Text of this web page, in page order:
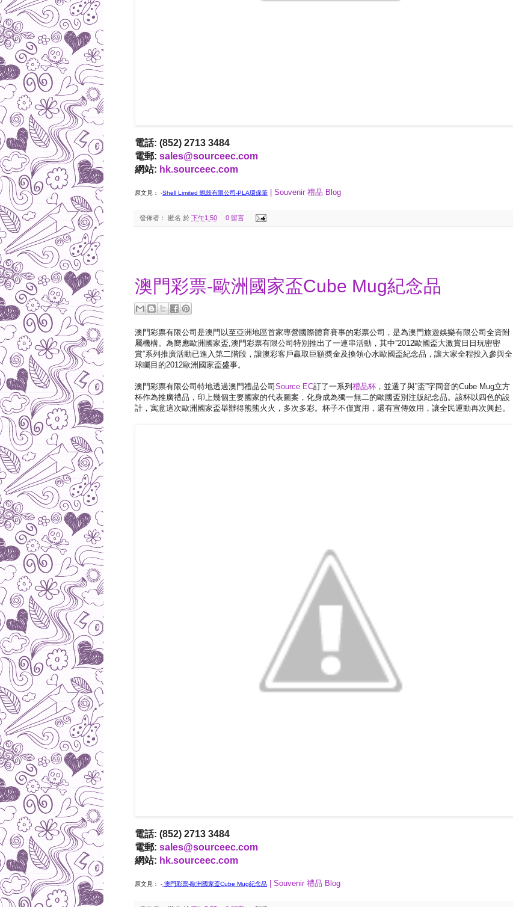
電話: (852) 2713 3484
電郵: sales@sourceec.com
網站: hk.sourceec.com
原文見： -Shell Limited 蜆殼有限公司-PLA環保筆 | Souvenir 禮品 Blog
發佈者： 匿名 於 下午1:50 0 留言
澳門彩票-歐洲國家盃Cube Mug紀念品
澳門彩票有限公司是澳門以至亞洲地區首家專營國際體育賽事的彩票公司，是為澳門旅遊娛樂有限公司全資附
屬機​​​​構。為嚮應歐洲國家盃,澳門彩票有限公司特別推出了一連串活動，其中”2012歐國盃大激賞日日玩密密
賞”系列推廣活動已進入第二階段，讓澳彩客戶贏取巨額奬金及換領心水歐國盃紀念品，讓大家全程投入參與全
球矚目的2012歐洲國家盃盛事。
澳門彩票有限公司特地透過澳門禮品公司 Source EC訂了一系列 禮品杯 ，並選了與”盃”字同音的Cube Mug立方
杯作為推廣禮品，印上幾個主要國家的代表圖案，化身成為獨一無二的歐國盃別注版紀念品。該杯以四色的設
計，寓意這次歐洲國家盃舉辦得熊熊火火，多次多彩。杯子不僅實用，還有宣傳效用，讓全民運動再次興起。
電話: (852) 2713 3484
電郵: sales@sourceec.com
網站: hk.sourceec.com
原文見： - 澳門彩票-歐洲國家盃Cube Mug紀念品 | Souvenir 禮品 Blog